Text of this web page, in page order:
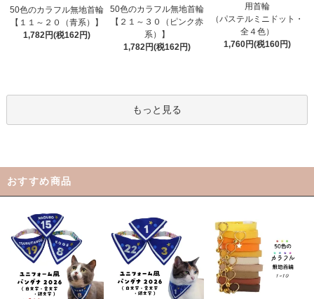
50色のカラフル無地首輪
【１１～２０（青系）】
1,782円(税162円)
50色のカラフル無地首輪
【２１～３０（ピンク赤
系）】
1,782円(税162円)
用首輪
（パステルミニドット・
全４色）
1,760円(税160円)
もっと見る
おすすめ商品